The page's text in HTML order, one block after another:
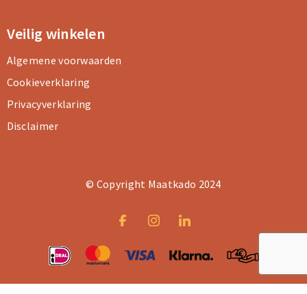
Veilig winkelen
Algemene voorwaarden
Cookieverklaring
Privacyverklaring
Disclaimer
© Copyright Maatkado 2024